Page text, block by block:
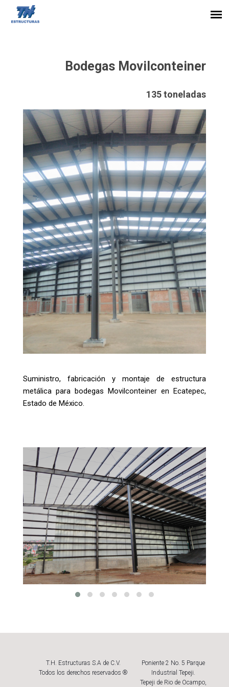
Bodegas Movilconteiner
135 toneladas
Suministro, fabricación y montaje de estructura
metálica para bodegas Movilconteiner en Ecatepec,
Estado de México.
T.H. Estructuras S.A de C.V.
Todos los derechos reservados ®
Poniente 2 No. 5 Parque
Industrial Tepeji.
Tepeji de Rio de Ocampo,